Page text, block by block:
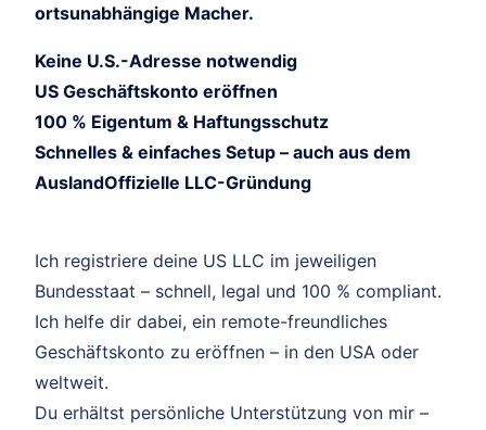
ortsunabhängige Macher.
Keine U.S.-Adresse notwendig
US Geschäftskonto eröffnen
100 % Eigentum & Haftungsschutz
Schnelles & einfaches Setup – auch aus dem
AuslandOffizielle LLC-Gründung
Ich registriere deine US LLC im jeweiligen
Bundesstaat – schnell, legal und 100 % compliant.
Ich helfe dir dabei, ein remote-freundliches
Geschäftskonto zu eröffnen – in den USA oder
weltweit.
Du erhältst persönliche Unterstützung von mir –